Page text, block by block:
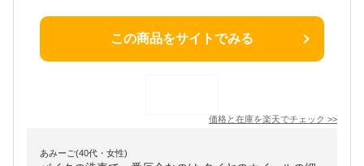
この商品をサイトでみる
価格と在庫を楽天でチェック >>
あみーご(40代・女性)